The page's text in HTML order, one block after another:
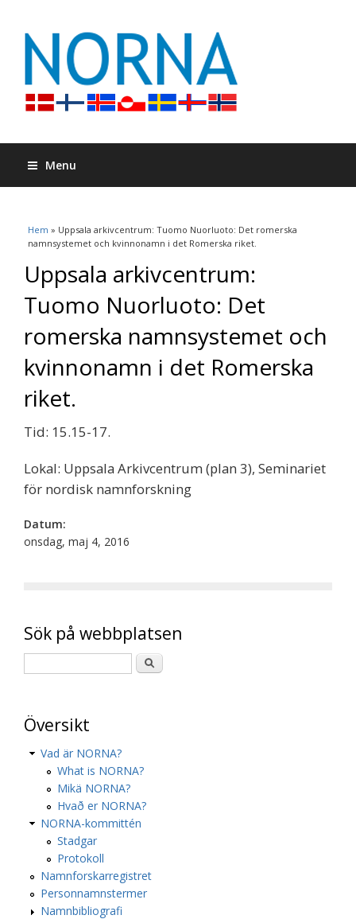
Menu
Du är här
Hem » Uppsala arkivcentrum: Tuomo Nuorluoto: Det romerska
namnsystemet och kvinnonamn i det Romerska riket.
Uppsala arkivcentrum:
Tuomo Nuorluoto: Det
romerska namnsystemet och
kvinnonamn i det Romerska
riket.
Tid: 15.15-17.
Lokal: Uppsala Arkivcentrum (plan 3), Seminariet
för nordisk namnforskning
Datum:
onsdag, maj 4, 2016
Sök på webbplatsen
Översikt
Vad är NORNA?
What is NORNA?
Mikä NORNA?
Hvað er NORNA?
NORNA-kommittén
Stadgar
Protokoll
Namnforskarregistret
Personnamnstermer
Namnbibliografi